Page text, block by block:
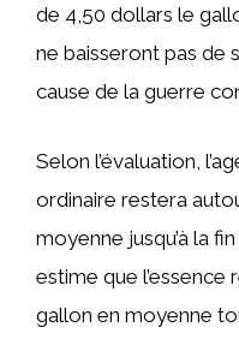
de 4,50 dollars le
ne baisseront pas de
cause de la guerre
Selon l’évaluation,
ordinaire restera
moyenne jusqu’à la
estime que l’essence
gallon en moyenne